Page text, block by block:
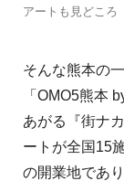
アートも見どころ
そんな熊本の
「OMO5熊本
あがる『街ナ
ートが全国15
の開業地であ